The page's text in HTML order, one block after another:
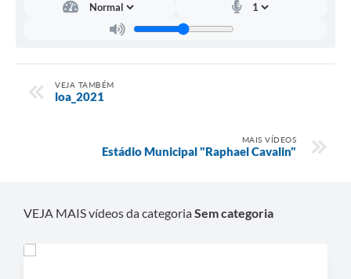
VEJA TAMBÉM
loa_2021
MAIS VÍDEOS
Estádio Municipal "Raphael Cavalin"
VEJA MAIS vídeos da categoriaSem categoria